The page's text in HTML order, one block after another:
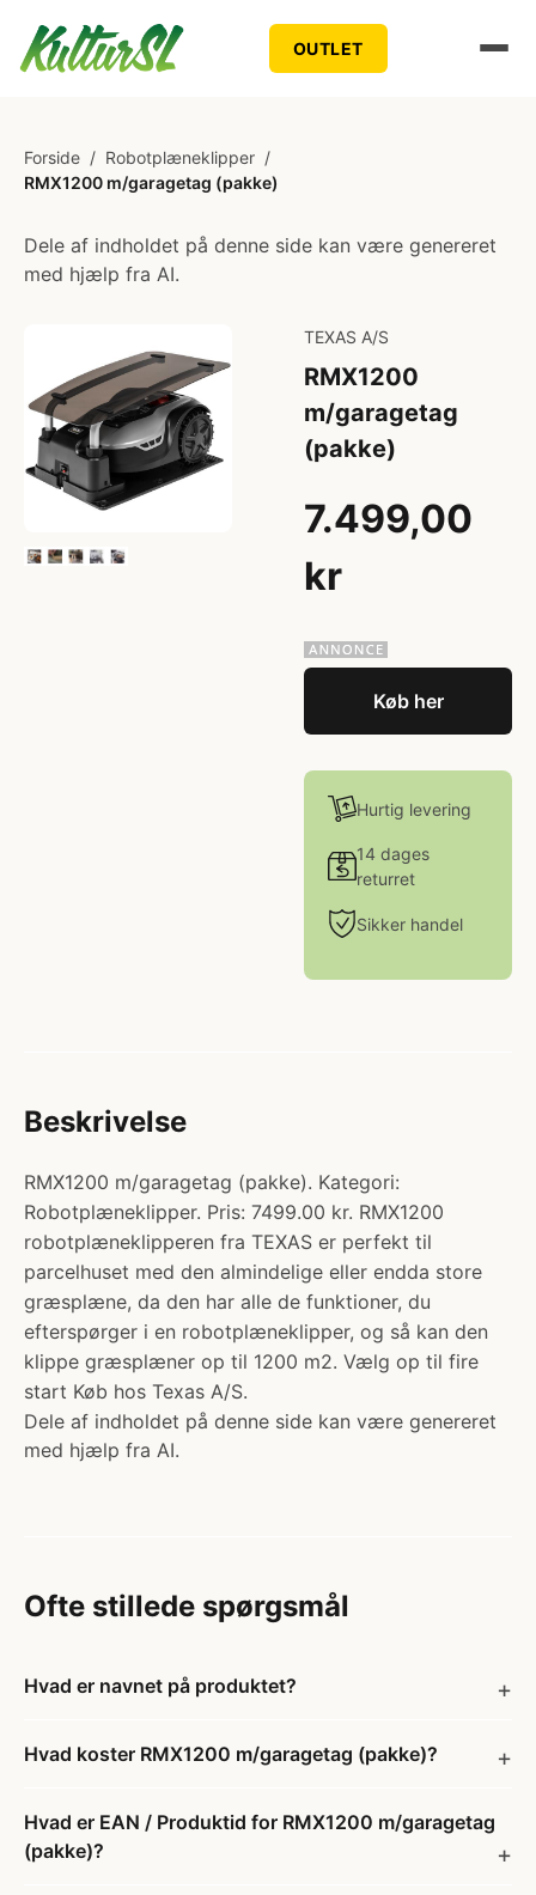
OUTLET
Forside / Robotplæneklipper /
RMX1200 m/garagetag (pakke)
Dele af indholdet på denne side kan være genereret
med hjælp fra AI.
TEXAS A/S
RMX1200
m/garagetag
(pakke)
7.499,00
kr
Køb her
Hurtig levering
14 dages
returret
Sikker handel
Beskrivelse
RMX1200 m/garagetag (pakke). Kategori:
Robotplæneklipper. Pris: 7499.00 kr. RMX1200
robotplæneklipperen fra TEXAS er perfekt til
parcelhuset med den almindelige eller endda store
græsplæne, da den har alle de funktioner, du
efterspørger i en robotplæneklipper, og så kan den
klippe græsplæner op til 1200 m2. Vælg op til fire
start Køb hos Texas A/S.
Dele af indholdet på denne side kan være genereret
med hjælp fra AI.
Ofte stillede spørgsmål
Hvad er navnet på produktet?
Hvad koster RMX1200 m/garagetag (pakke)?
Hvad er EAN / Produktid for RMX1200 m/garagetag
(pakke)?